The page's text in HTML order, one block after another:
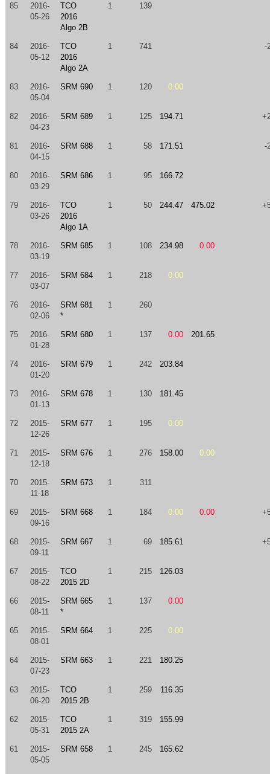
85
2016-
05-26
TCO
2016
Algo 2B
1 139
84
2016-
05-12
TCO
2016
Algo 2A
1 741 -
83
2016-
05-04
SRM 690 1 120 0.00
82
2016-
04-23
SRM 689 1 125 194.71
81
2016-
04-15
SRM 688 1 58 171.51 -
80
2016-
03-29
SRM 686 1 95 166.72
79
2016-
03-26
TCO
2016
Algo 1A
1 50 244.47 475.02
78
2016-
03-19
SRM 685 1 108 234.98 0.00
77
2016-
03-07
SRM 684 1 218 0.00
76
2016-
02-06
SRM 681
*
1 260
75
2016-
01-28
SRM 680 1 137 0.00 201.65
74
2016-
01-20
SRM 679 1 242 203.84
73
2016-
01-13
SRM 678 1 130 181.45
72
2015-
12-26
SRM 677 1 195 0.00
71
2015-
12-18
SRM 676 1 276 158.00 0.00
70
2015-
11-18
SRM 673 1 311
69
2015-
09-16
SRM 668 1 184 0.00 0.00
68
2015-
09-11
SRM 667 1 69 185.61
67
2015-
08-22
TCO
2015 2D
1 215 126.03
66
2015-
08-11
SRM 665
*
1 137 0.00
65
2015-
08-01
SRM 664 1 225 0.00
64
2015-
07-23
SRM 663 1 221 180.25
63
2015-
06-20
TCO
2015 2B
1 259 116.35
62
2015-
05-31
TCO
2015 2A
1 319 155.99
61
2015-
05-05
SRM 658 1 245 165.62